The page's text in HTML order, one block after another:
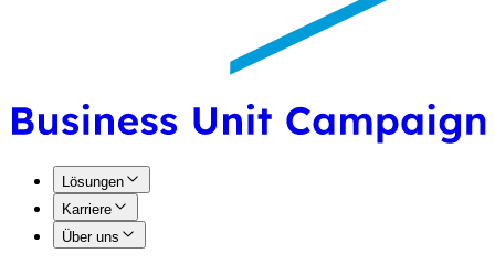
Lösungen
Karriere
Über uns